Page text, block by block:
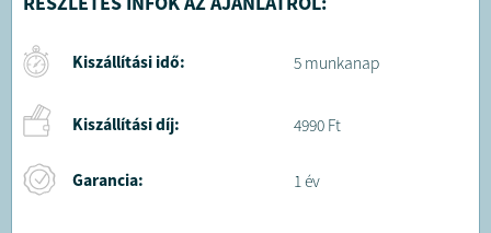
Kiszállítási idő: 5 munkanap
Kiszállítási díj: 4990 Ft
Garancia: 1 év